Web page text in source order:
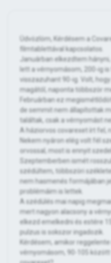
Üdvözlöm, Kérdésem a
filmtablettával kapcsolatos.
Januárban elkezdtem
lett a vérnyomásom, 200-ig
visszazuhant 90-ig. Volt,
magától, naponta többször
Februárban ez
de semmit nem állapítottak
találtak, csak a vérnyomást
A háziorvos covarexet írt fel,
Nekem nyáron elég volt fél
orvossal, most is ennyit
Szeptemberben ismét
szédültem, többszöri
nem hasmenés formájában
problémáim is lettek.
A szédülés mai napig
mert nagyon alacsony a
elkezd emelkedni és estére
pulzus is sokszor ingadozik.
Kérdésem, amikor
vérnyomásom, 90-105